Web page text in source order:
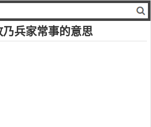
乃兵家常事的意思